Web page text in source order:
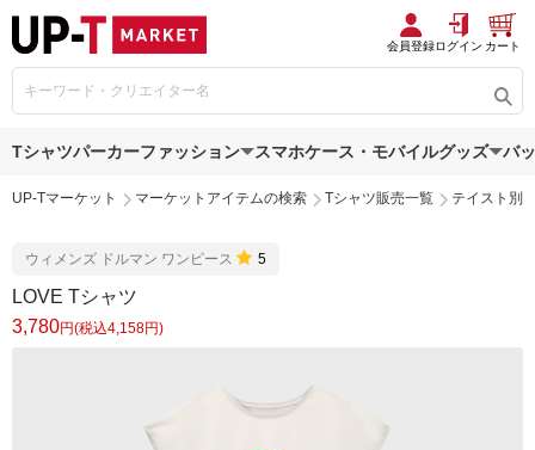
会員登録ログイン カート
Tシャツパーカーファッション スマホケース・モバイルグッズ バ
UP-Tマーケット マーケットアイテムの検索 Tシャツ販売一覧 テイスト別
ウィメンズ ドルマン ワンピース 5
LOVE Tシャツ
3,780円(税込4,158円)